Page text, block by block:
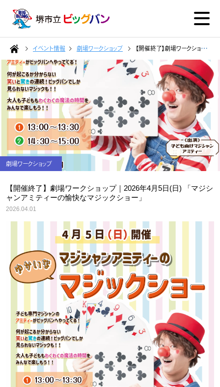
イベント情報 劇場ワークショップ 【開催終了】劇場ワークショップ｜2026年4月5日(日) 「マジシャンアミティーの愉快なマジックショー」
劇場ワークショップ
【開催終了】劇場ワークショップ｜2026年4月5日(日) 「マジシ
ャンアミティーの愉快なマジックショー」
2026.04.01